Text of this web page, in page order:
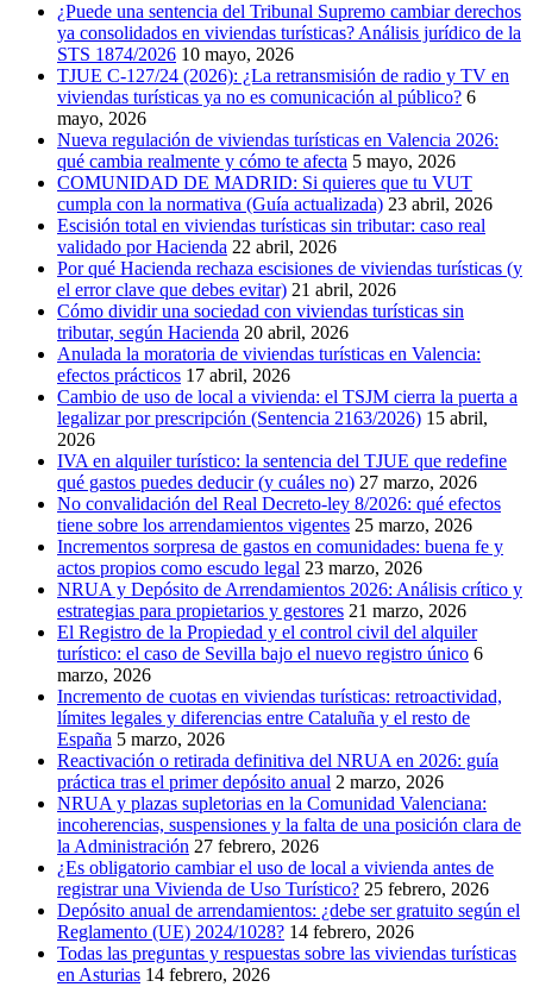
¿Puede una sentencia del Tribunal Supremo cambiar derechos
ya consolidados en viviendas turísticas? Análisis jurídico de la
STS 1874/2026 10 mayo, 2026
TJUE C-127/24 (2026): ¿La retransmisión de radio y TV en
viviendas turísticas ya no es comunicación al público? 6
mayo, 2026
Nueva regulación de viviendas turísticas en Valencia 2026:
qué cambia realmente y cómo te afecta 5 mayo, 2026
COMUNIDAD DE MADRID: Si quieres que tu VUT
cumpla con la normativa (Guía actualizada) 23 abril, 2026
Escisión total en viviendas turísticas sin tributar: caso real
validado por Hacienda 22 abril, 2026
Por qué Hacienda rechaza escisiones de viviendas turísticas (y
el error clave que debes evitar) 21 abril, 2026
Cómo dividir una sociedad con viviendas turísticas sin
tributar, según Hacienda 20 abril, 2026
Anulada la moratoria de viviendas turísticas en Valencia:
efectos prácticos 17 abril, 2026
Cambio de uso de local a vivienda: el TSJM cierra la puerta a
legalizar por prescripción (Sentencia 2163/2026) 15 abril,
2026
IVA en alquiler turístico: la sentencia del TJUE que redefine
qué gastos puedes deducir (y cuáles no) 27 marzo, 2026
No convalidación del Real Decreto-ley 8/2026: qué efectos
tiene sobre los arrendamientos vigentes 25 marzo, 2026
Incrementos sorpresa de gastos en comunidades: buena fe y
actos propios como escudo legal 23 marzo, 2026
NRUA y Depósito de Arrendamientos 2026: Análisis crítico y
estrategias para propietarios y gestores 21 marzo, 2026
El Registro de la Propiedad y el control civil del alquiler
turístico: el caso de Sevilla bajo el nuevo registro único 6
marzo, 2026
Incremento de cuotas en viviendas turísticas: retroactividad,
límites legales y diferencias entre Cataluña y el resto de
España 5 marzo, 2026
Reactivación o retirada definitiva del NRUA en 2026: guía
práctica tras el primer depósito anual 2 marzo, 2026
NRUA y plazas supletorias en la Comunidad Valenciana:
incoherencias, suspensiones y la falta de una posición clara de
la Administración 27 febrero, 2026
¿Es obligatorio cambiar el uso de local a vivienda antes de
registrar una Vivienda de Uso Turístico? 25 febrero, 2026
Depósito anual de arrendamientos: ¿debe ser gratuito según el
Reglamento (UE) 2024/1028? 14 febrero, 2026
Todas las preguntas y respuestas sobre las viviendas turísticas
en Asturias 14 febrero, 2026